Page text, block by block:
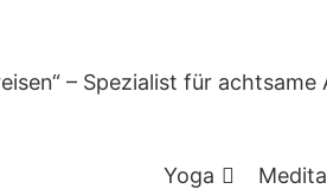
Yoga
Urlaub –